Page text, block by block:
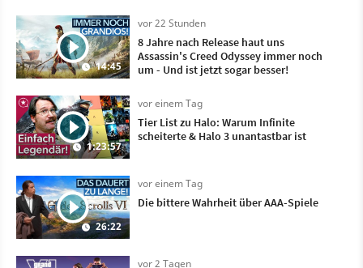
14:45
vor 22 Stunden
8 Jahre nach Release haut uns
Assassin's Creed Odyssey immer noch
um - Und ist jetzt sogar besser!
1:23:57
vor einem Tag
Tier List zu Halo: Warum Infinite
scheiterte & Halo 3 unantastbar ist
26:22
vor einem Tag
Die bittere Wahrheit über AAA-Spiele
vor 2 Tagen